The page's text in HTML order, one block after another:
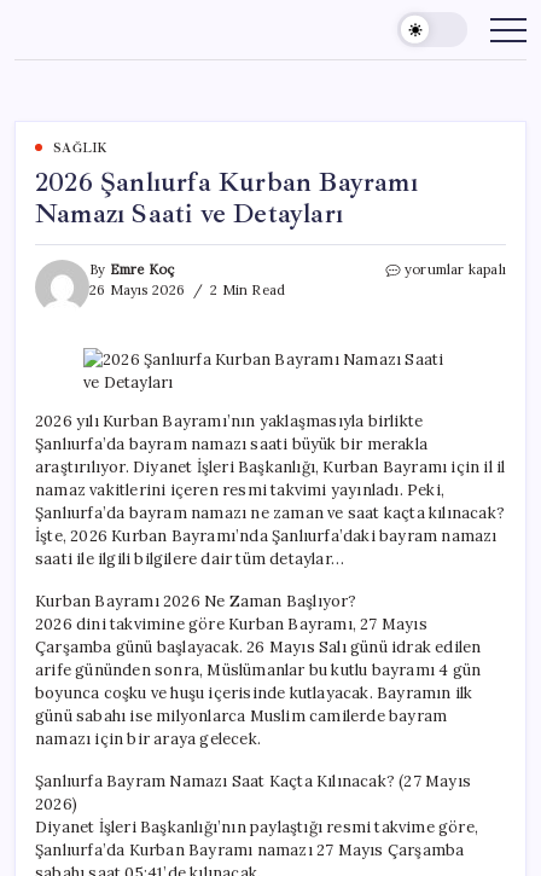
content
SAĞLIK
2026 Şanlıurfa Kurban Bayramı
Namazı Saati ve Detayları
By Emre Koç
26 Mayıs 2026
2 Min Read
2026
Namazı
Saati
Detayları
için
yorumlar kapalı
2026 yılı Kurban Bayramı’nın yaklaşmasıyla birlikte
Şanlıurfa’da bayram namazı saati büyük bir merakla
araştırılıyor. Diyanet İşleri Başkanlığı, Kurban Bayramı için il il
namaz vakitlerini içeren resmi takvimi yayınladı. Peki,
Şanlıurfa’da bayram namazı ne zaman ve saat kaçta kılınacak?
İşte, 2026 Kurban Bayramı’nda Şanlıurfa’daki bayram namazı
saati ile ilgili bilgilere dair tüm detaylar…
Kurban Bayramı 2026 Ne Zaman Başlıyor?
2026 dini takvimine göre Kurban Bayramı, 27 Mayıs
Çarşamba günü başlayacak. 26 Mayıs Salı günü idrak edilen
arife gününden sonra, Müslümanlar bu kutlu bayramı 4 gün
boyunca coşku ve huşu içerisinde kutlayacak. Bayramın ilk
günü sabahı ise milyonlarca Muslim camilerde bayram
namazı için bir araya gelecek.
Şanlıurfa Bayram Namazı Saat Kaçta Kılınacak? (27 Mayıs
2026)
Diyanet İşleri Başkanlığı’nın paylaştığı resmi takvime göre,
Şanlıurfa’da Kurban Bayramı namazı 27 Mayıs Çarşamba